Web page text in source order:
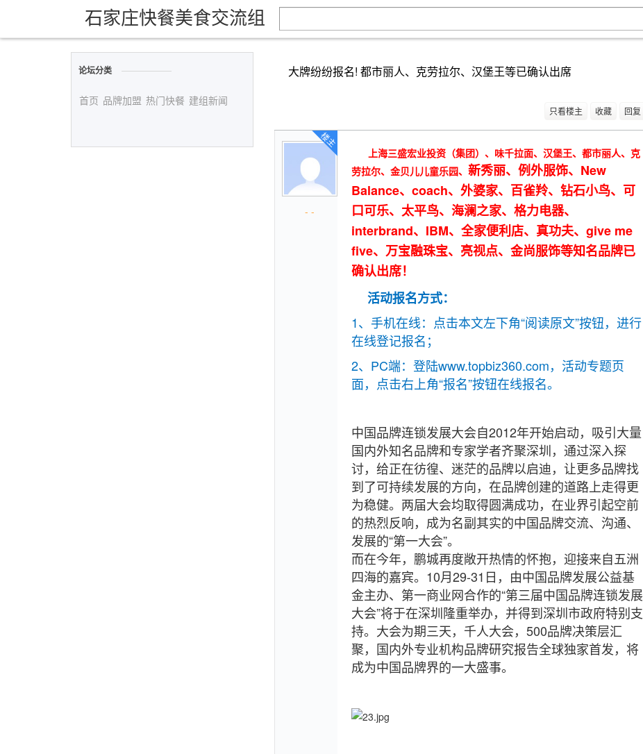
石家庄快餐美食交流组
论坛分类
首页 品牌加盟 热门快餐 建组新闻
大牌纷纷报名! 都市丽人、克劳拉尔、汉堡王等已确认出席
只看楼主 收藏 回复
- -
楼主
上海三盛宏业投资（集团）、味千拉面、汉堡王、都市丽人、克
劳拉尔、金贝儿儿童乐园、 新秀丽、例外服饰、 New
Balance、coach、外婆家、百雀羚、钻石小鸟、可
口可乐、太平鸟、海澜之家、格力电器、
interbrand、IBM、全家便利店、真功夫、give me
five、万宝融珠宝、亮视点、金尚服饰等知名品牌已
确认出席！
活动报名方式：
1、手机在线：点击本文左下角“阅读原文”按钮，进行
在线登记报名；
2、PC端：登陆www.topbiz360.com，活动专题页
面，点击右上角“报名”按钮在线报名。
中国品牌连锁发展大会自2012年开始启动，吸引大量
国内外知名品牌和专家学者齐聚深圳，通过深入探
讨，给正在彷徨、迷茫的品牌以启迪，让更多品牌找
到了可持续发展的方向，在品牌创建的道路上走得更
为稳健。两届大会均取得圆满成功，在业界引起空前
的热烈反响，成为名副其实的中国品牌交流、沟通、
发展的“第一大会”。
而在今年，鹏城再度敞开热情的怀抱，迎接来自五洲
四海的嘉宾。10月29-31日，由中国品牌发展公益基
金主办、第一商业网合作的“第三届中国品牌连锁发展
大会”将于在深圳隆重举办，并得到深圳市政府特别支
持。大会为期三天，千人大会，500品牌决策层汇
聚，国内外专业机构品牌研究报告全球独家首发，将
成为中国品牌界的一大盛事。